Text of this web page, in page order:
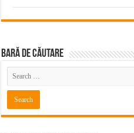
BARĂ DE CĂUTARE